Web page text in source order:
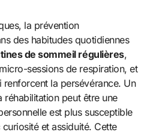
la prévention
des habitudes quotidiennes
de sommeil régulières,
sessions de respiration, et
renforcent la persévérance. Un
peut être une
est plus susceptible
et assiduité. Cette